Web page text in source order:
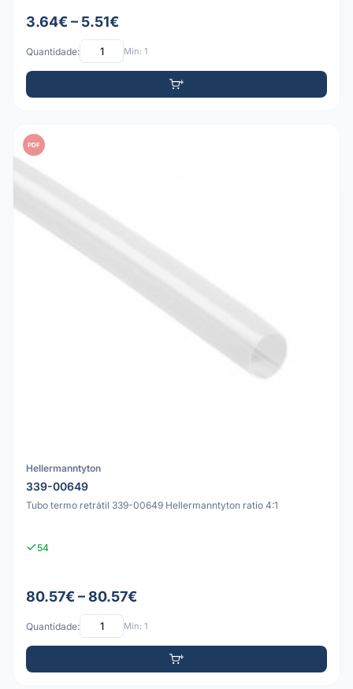
3.64€ – 5.51€
Quantidade: Mín: 1
PDF
Hellermanntyton
339-00649
Tubo termo retrátil 339-00649 Hellermanntyton ratio 4:1
54
80.57€ – 80.57€
Quantidade: Mín: 1